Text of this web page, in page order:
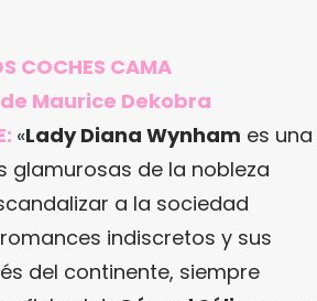
COCHES CAMA
Maurice Dekobra
«Lady Diana Wynham es una
glamurosas de la nobleza
a la sociedad
indiscretos y sus
del continente, siempre